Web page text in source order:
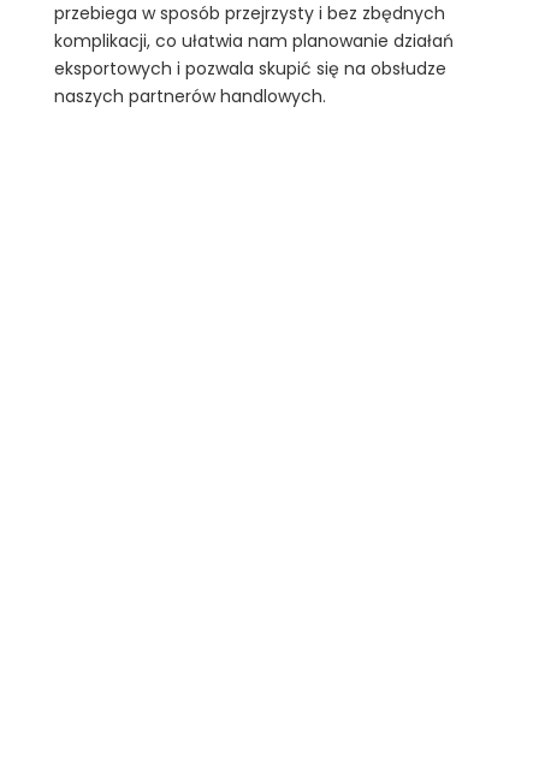
przebiega w sposób przejrzysty i bez zbędnych
komplikacji, co ułatwia nam planowanie działań
eksportowych i pozwala skupić się na obsłudze
naszych partnerów handlowych.